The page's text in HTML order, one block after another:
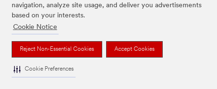
navigation, analyze site usage, and deliver you advertisements
based on your interests.
Cookie Notice
Reject Non-Essential Cookies Accept Cookies
Cookie Preferences
As marcas listadas a cima são marcas comerciais da 3M.